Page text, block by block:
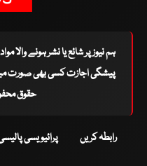
ہم نیوز پر شائع یا نشر ہونے والا
پیشگی اجازت کسی بھی صورت
حقوق
رابطہ کریں پرائیویسی